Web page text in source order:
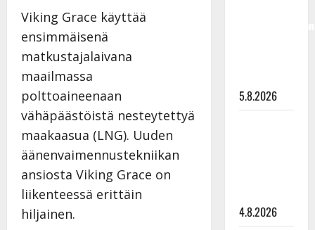
Viking Grace käyttää
ensimmäisenä
matkustajalaivana
maailmassa
polttoaineenaan
vähäpäästöistä nesteytettyä
maakaasua (LNG). Uuden
äänenvaimennustekniikan
ansiosta Viking Grace on
liikenteessä erittäin
hiljainen.
5.8.2026
4.8.2026